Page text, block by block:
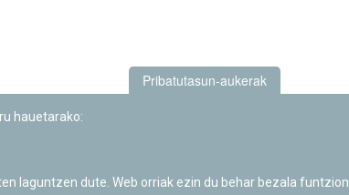
Pribatutasun-aukerak
hauetarako:
laguntzen dute. Web orriak ezin du behar bezala